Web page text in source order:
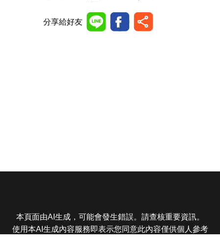
分享給好友
本頁面由AI生成，可能會發生錯誤。請查核重要資訊。
使用本AI生成內容服務即表示您同意此內容僅供個人參考